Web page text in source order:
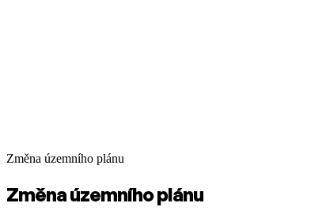
Změna územního plánu
Změna územního plánu